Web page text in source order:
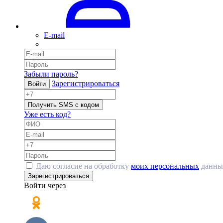
E-mail
Забыли пароль?
Войти Зарегистрироваться
Получить SMS с кодом
Уже есть код?
Даю согласие на обработку моих персональных
Зарегистрироваться
Войти через